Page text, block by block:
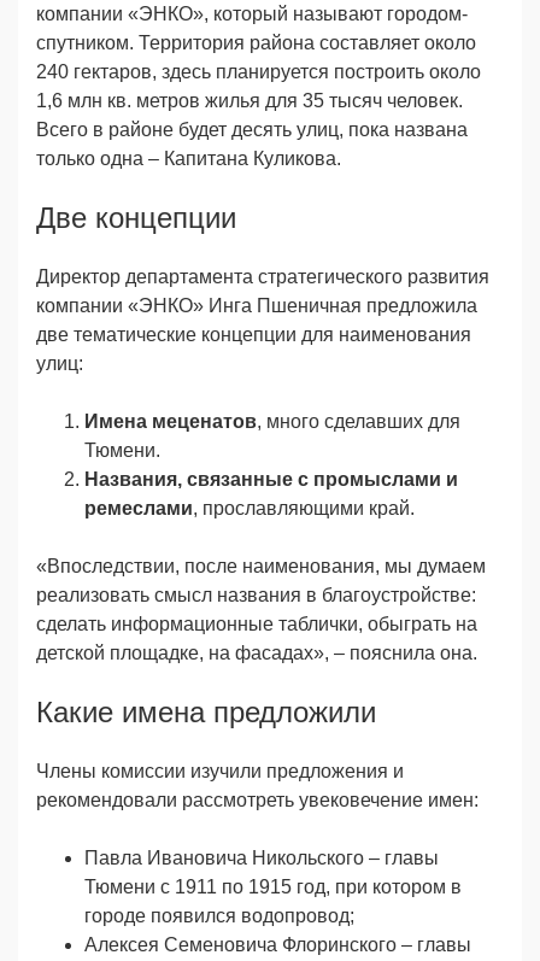
компании «ЭНКО», который называют городом-
спутником. Территория района составляет около
240 гектаров, здесь планируется построить около
1,6 млн кв. метров жилья для 35 тысяч человек.
Всего в районе будет десять улиц, пока названа
только одна – Капитана Куликова.
Две концепции
Директор департамента стратегического развития
компании «ЭНКО» Инга Пшеничная предложила
две тематические концепции для наименования
улиц:
Имена меценатов, много сделавших для
Тюмени.
Названия, связанные с промыслами и
ремеслами, прославляющими край.
«Впоследствии, после наименования, мы думаем
реализовать смысл названия в благоустройстве:
сделать информационные таблички, обыграть на
детской площадке, на фасадах», – пояснила она.
Какие имена предложили
Члены комиссии изучили предложения и
рекомендовали рассмотреть увековечение имен:
Павла Ивановича Никольского – главы
Тюмени с 1911 по 1915 год, при котором в
городе появился водопровод;
Алексея Семеновича Флоринского – главы